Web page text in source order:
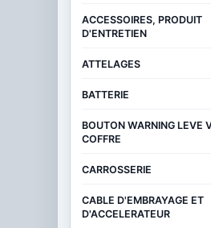
ACCESSOIRES, PRODUIT
D'ENTRETIEN
ATTELAGES
BATTERIE
BOUTON WARNING LEVE
COFFRE
CARROSSERIE
CABLE D'EMBRAYAGE ET
D'ACCELERATEUR